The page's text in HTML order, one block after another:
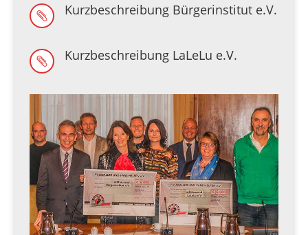
 Kurzbeschreibung Bürgerinstitut e.V.
 Kurzbeschreibung LaLeLu e.V.